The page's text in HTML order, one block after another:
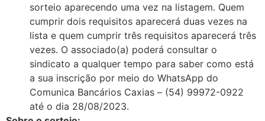
sorteio aparecendo uma vez na listagem. Quem
cumprir dois requisitos aparecerá duas vezes na
lista e quem cumprir três requisitos aparecerá três
vezes. O associado(a) poderá consultar o
sindicato a qualquer tempo para saber como está
a sua inscrição por meio do WhatsApp do
Comunica Bancários Caxias – (54) 99972-0922
até o dia 28/08/2023.